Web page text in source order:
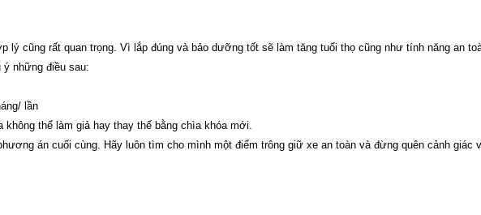
lý cũng rất quan trọng. Vì lắp đúng và bảo dưỡng tốt sẽ làm tăng tuổi thọ cũng như tính năng an
những điều sau:
lần
thể làm giả hay thay thế bằng chìa khóa mới.
án cuối cùng. Hãy luôn tìm cho mình một điểm trông giữ xe an toàn và đừng quên cảnh giác